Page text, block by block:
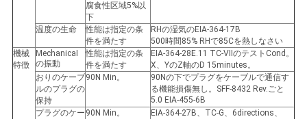
腐食性区域5%以
下
温度の生命
性能は指定の条
件を満たす
RHの湿気のEIA-364-17B
500時間85% RHで85Cを熱しなさい
機械
特徴
MechanicaI
の振動
性能は指定の条
件を満たす
EIA-364-28E.11 TC-VIIのテストCond。
X、YのZ軸のD 15minutes。
おりのケーブ
ルのプラグの
保持
90N Min。
90Nの下でプラグをケーブルで通信す
る機能損傷無し。SFF-8432 Rev.ごと
5.0 EIA-455-6B
プラグのケー 90N Min。
EIA-364-27B、TC-G、6directions、